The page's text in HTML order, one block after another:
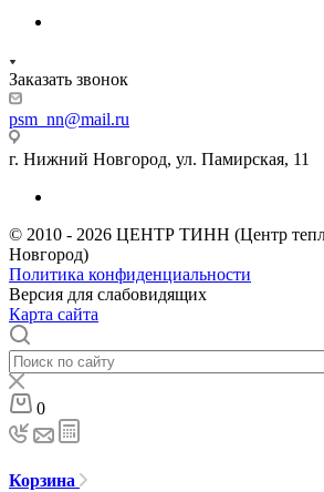
Заказать звонок
psm_nn@mail.ru
г. Нижний Новгород, ул. Памирская, 11
© 2010 - 2026 ЦЕНТР ТИНН (Центр
Новгород)
Политика конфиденциальности
Версия для слабовидящих
Карта сайта
0
Корзина